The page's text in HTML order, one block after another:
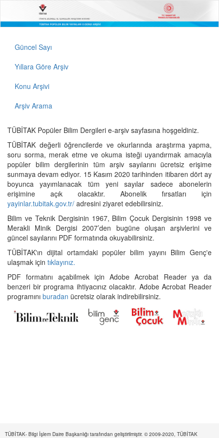
Güncel Sayı
Yıllara Göre Arşiv
Konu Arşivi
Arşiv Arama
TÜBİTAK Popüler Bilim Dergileri e-arşiv sayfasına hoşgeldiniz.
TÜBİTAK değerli öğrencilerde ve okurlarında araştırma yapma,
soru sorma, merak etme ve okuma isteği uyandırmak amacıyla
popüler bilim dergilerinin tüm arşiv sayılarını ücretsiz erişime
sunmaya devam ediyor. 15 Kasım 2020 tarihinden itibaren dört ay
boyunca yayımlanacak tüm yeni sayılar sadece abonelerin
erişimine açık olacaktır. Abonelik fırsatları için
yayinlar.tubitak.gov.tr/ adresini ziyaret edebilirsiniz.
Bilim ve Teknik Dergisinin 1967, Bilim Çocuk Dergisinin 1998 ve
Merakli Minik Dergisi 2007’den bugüne oluşan arşivlerini ve
güncel sayılarını PDF formatında okuyabilirsiniz.
TÜBİTAK'ın dijital ortamdaki popüler bilim yayını Bilim Genç'e
ulaşmak için tıklayınız.
PDF formatını açabilmek için Adobe Acrobat Reader ya da
benzeri bir programa ihtiyacınız olacaktır. Adobe Acrobat Reader
programını buradan ücretsiz olarak indirebilirsiniz.
TÜBİTAK- Bilgi İşlem Daire Başkanlığı tarafından geliştirilmiştir. © 2009-2020, TÜBİTAK